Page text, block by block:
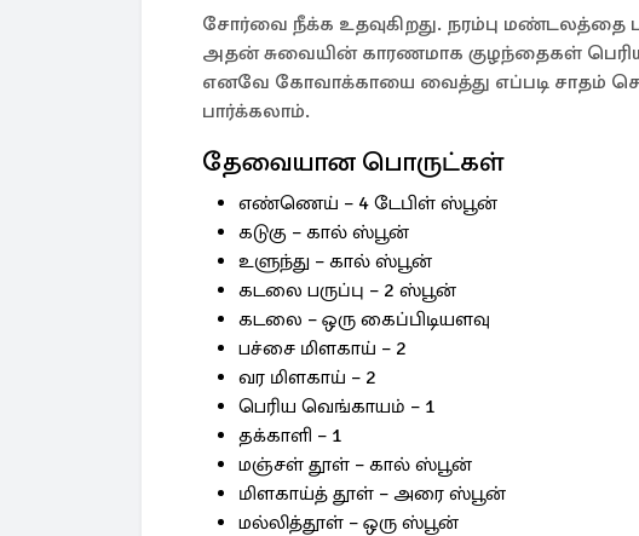
சோர்வை நீக்க உதவுகிறது. நரம்பு மண்டலத்தை
அதன் சுவையின் காரணமாக குழந்தைகள்
எனவே கோவாக்காயை வைத்து எப்படி சாதம்
பார்க்கலாம்.
தேவையான பொருட்கள்
எண்ணெய் – 4 டேபிள் ஸ்பூன்
கடுகு – கால் ஸ்பூன்
உளுந்து – கால் ஸ்பூன்
கடலை பருப்பு – 2 ஸ்பூன்
கடலை – ஒரு கைப்பிடியளவு
பச்சை மிளகாய் – 2
வர மிளகாய் – 2
பெரிய வெங்காயம் – 1
தக்காளி – 1
மஞ்சள் தூள் – கால் ஸ்பூன்
மிளகாய்த் தூள் – அரை ஸ்பூன்
மல்லித்தூள் – ஒரு ஸ்பூன்